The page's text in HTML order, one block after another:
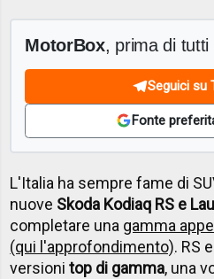
MotorBox, prima di tutti
Seguici su
Fonte
L'Italia ha sempre fame di
nuove Skoda Kodiaq RS e
completare una gamma
(qui l'approfondimento). RS
versionitop di gamma, una